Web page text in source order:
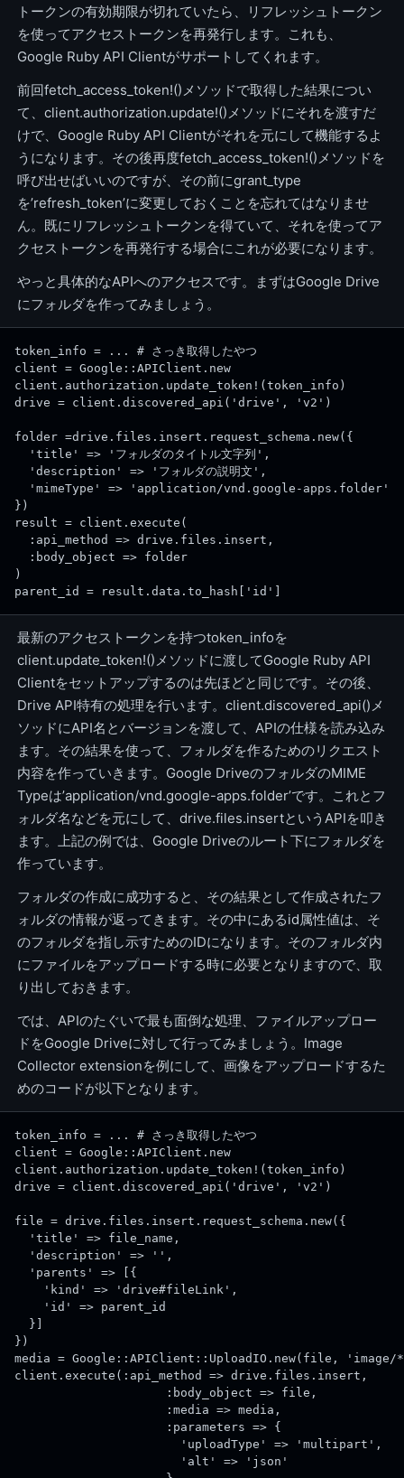
トークンの有効期限が切れていたら、リフレッシュトークン
を使ってアクセストークンを再発行します。これも、
Google Ruby API Clientがサポートしてくれます。
前回fetch_access_token!()メソッドで取得した結果につい
て、client.authorization.update!()メソッドにそれを渡すだ
けで、Google Ruby API Clientがそれを元にして機能するよ
うになります。その後再度fetch_access_token!()メソッドを
呼び出せばいいのですが、その前にgrant_type
を’refresh_token’に変更しておくことを忘れてはなりませ
ん。既にリフレッシュトークンを得ていて、それを使ってア
クセストークンを再発行する場合にこれが必要になります。
やっと具体的なAPIへのアクセスです。まずはGoogle Drive
にフォルダを作ってみましょう。
token_info = ... # さっき取得したやつ
client = Google::APIClient.new
client.authorization.update_token!(token_info)
drive = client.discovered_api('drive', 'v2')
folder =drive.files.insert.request_schema.new({
  'title' => 'フォルダのタイトル文字列',
  'description' => 'フォルダの説明文',
  'mimeType' => 'application/vnd.google-apps.folder'
})
result = client.execute(
  :api_method => drive.files.insert,
  :body_object => folder
)
parent_id = result.data.to_hash['id']
最新のアクセストークンを持つtoken_infoを
client.update_token!()メソッドに渡してGoogle Ruby API
Clientをセットアップするのは先ほどと同じです。その後、
Drive API特有の処理を行います。client.discovered_api()メ
ソッドにAPI名とバージョンを渡して、APIの仕様を読み込み
ます。その結果を使って、フォルダを作るためのリクエスト
内容を作っていきます。Google DriveのフォルダのMIME
Typeは’application/vnd.google-apps.folder’です。これとフ
ォルダ名などを元にして、drive.files.insertというAPIを叩き
ます。上記の例では、Google Driveのルート下にフォルダを
作っています。
フォルダの作成に成功すると、その結果として作成されたフ
ォルダの情報が返ってきます。その中にあるid属性値は、そ
のフォルダを指し示すためのIDになります。そのフォルダ内
にファイルをアップロードする時に必要となりますので、取
り出しておきます。
では、APIのたぐいで最も面倒な処理、ファイルアップロー
ドをGoogle Driveに対して行ってみましょう。Image
Collector extensionを例にして、画像をアップロードするた
めのコードが以下となります。
token_info = ... # さっき取得したやつ
client = Google::APIClient.new
client.authorization.update_token!(token_info)
drive = client.discovered_api('drive', 'v2')
file = drive.files.insert.request_schema.new({
  'title' => file_name,
  'description' => '',
  'parents' => [{
    'kind' => 'drive#fileLink',
    'id' => parent_id
  }]
})
media = Google::APIClient::UploadIO.new(file,
client.execute(:api_method => drive.files.insert,
                     :body_object => file,
                     :media => media,
                     :parameters => {
                       'uploadType' => 'multipart',
                       'alt' => 'json'